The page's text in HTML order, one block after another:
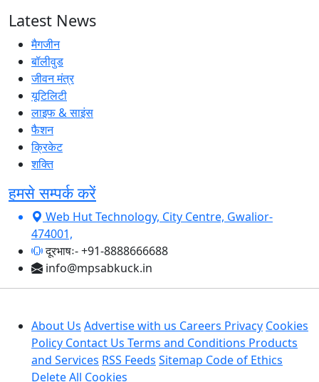
Latest News
मैगजीन
बॉलीवुड
जीवन मंत्र
यूटिलिटी
लाइफ & साइंस
फैशन
क्रिकेट
शक्ति
हमसे सम्पर्क करें
Web Hut Technology, City Centre, Gwalior-
474001,
दूरभाषः- +91-8888666688
info@mpsabkuck.in
About Us Advertise with us Careers Privacy Cookies
Policy Contact Us Terms and Conditions Products
and Services RSS Feeds Sitemap Code of Ethics
Delete All Cookies